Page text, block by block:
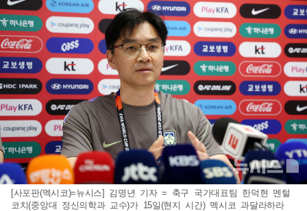
[사포판(멕시코)=뉴시스] 김명년 기자 = 축구 국가대표팀 한덕현 멘털
코치(중앙대 정신의학과 교수)가 15일(현지 시간) 멕시코 과달라하라